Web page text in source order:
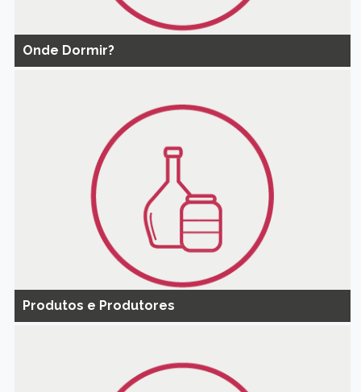
Onde Dormir?
Produtos e Produtores